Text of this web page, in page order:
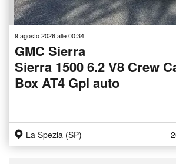
9 agosto 2026 alle 00:34
GMC Sierra
Sierra 1500 6.2 V8 Crew
Box AT4 Gpl auto
La Spezia (SP)